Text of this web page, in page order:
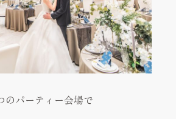
のパーティー会場で